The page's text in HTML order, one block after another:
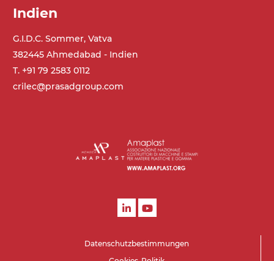
Indien
G.I.D.C. Sommer, Vatva
382445 Ahmedabad - Indien
T. +91 79 2583 0112
crilec@prasadgroup.com
Datenschutzbestimmungen